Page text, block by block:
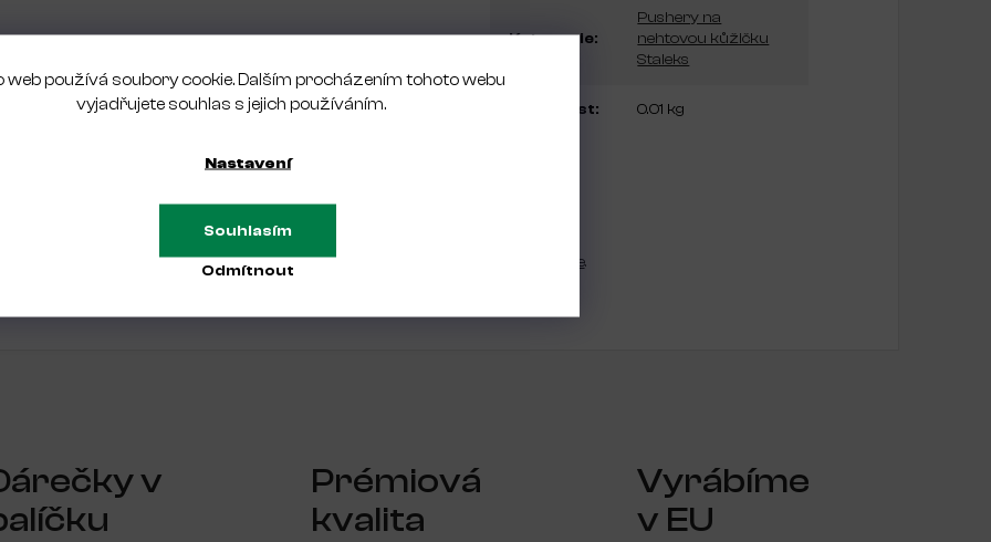
web používá soubory cookie. Dalším procházením tohoto webu
vyjadřujete souhlas s jejich používáním.
Nastavení
Odmítnout
Souhlasím
kopíruje tvar nehtové ploténky
Kategorie:
Pushery na
nehtovou kůžičku
Staleks
Hmotnost: 0.01 kg
uživatelé mohou vkládat hodnocení. Prosím registrujte.
v
Prémiová
kvalita
Vyrábíme
v EU